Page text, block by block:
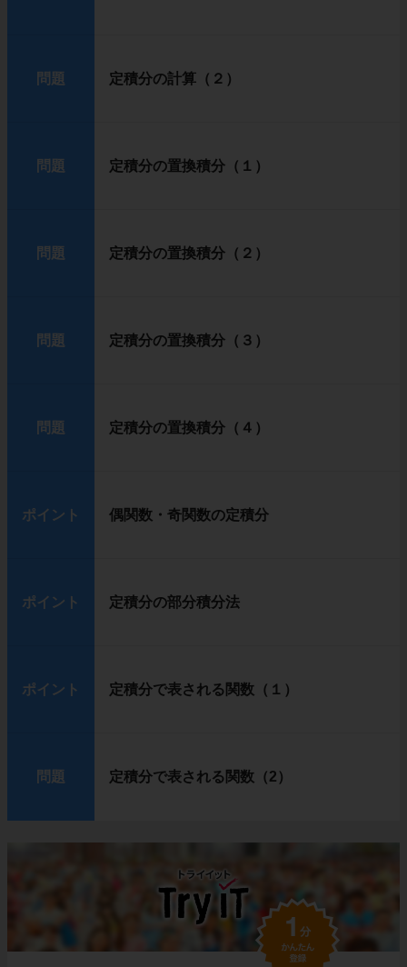
問題 定積分の計算（２）
問題 定積分の置換積分（１）
問題 定積分の置換積分（２）
問題 定積分の置換積分（３）
問題 定積分の置換積分（４）
ポイント 偶関数・奇関数の定積分
ポイント 定積分の部分積分法
ポイント 定積分で表される関数（１）
問題 定積分で表される関数（2）